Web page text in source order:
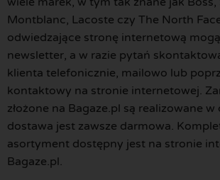
Montblanc, Lacoste czy The North
odwiedzające stronę internetową
newsletter, a w razie pytań
klienta telefonicznie, mailowo lub
kontaktowy na stronie internetowej.
złożone na Bagaze.pl są realizowane
dostawa jest zawsze darmowa.
asortyment dostępny jest na stronie
Bagaze.pl.